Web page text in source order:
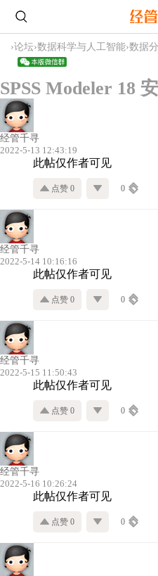
›论坛›数据科学与人工智能›数据
SPSS Modeler 18
经管千寻
2022-5-13 12:43:19
此帖仅作者可见
点赞 0 0
经管千寻
2022-5-14 10:16:16
此帖仅作者可见
点赞 0 0
经管千寻
2022-5-15 11:50:43
此帖仅作者可见
点赞 0 0
经管千寻
2022-5-16 10:26:24
此帖仅作者可见
点赞 0 0